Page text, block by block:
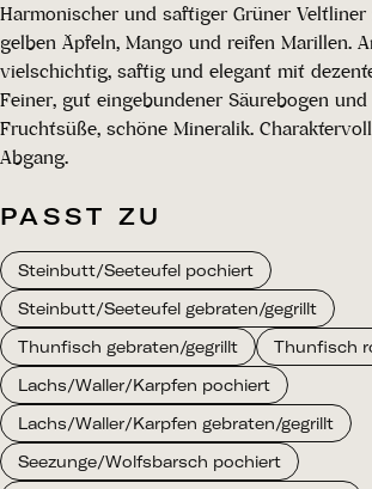
Harmonischer und saftiger Grüner
gelben Äpfeln, Mango und reifen Marillen.
vielschichtig, saftig und elegant mit
Feiner, gut eingebundener Säurebogen
Fruchtsüße, schöne Mineralik.
Abgang.
PASST ZU
Steinbutt/Seeteufel pochiert
Steinbutt/Seeteufel gebraten/gegrillt
Thunfisch gebraten/gegrillt
Thunfisch
Lachs/Waller/Karpfen pochiert
Lachs/Waller/Karpfen gebraten/gegrillt
Seezunge/Wolfsbarsch pochiert